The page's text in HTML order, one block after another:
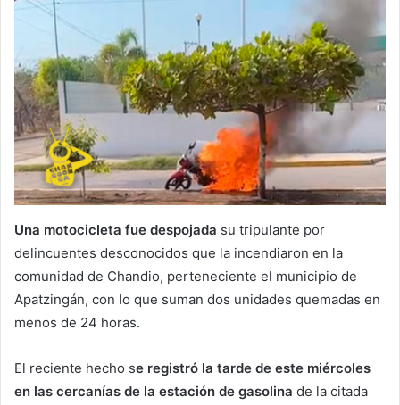
Una motocicleta fue despojada su tripulante por
delincuentes desconocidos que la incendiaron en la
comunidad de Chandio, perteneciente el municipio de
Apatzingán, con lo que suman dos unidades quemadas en
menos de 24 horas.
El reciente hecho se registró la tarde de este miércoles
en las cercanías de la estación de gasolina de la citada